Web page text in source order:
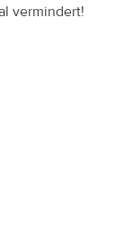
vermindert!